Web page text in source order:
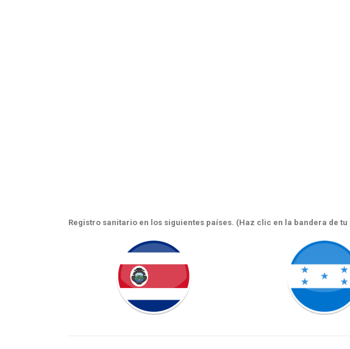
Registro sanitario en los siguientes países. (Haz clic en la bandera de